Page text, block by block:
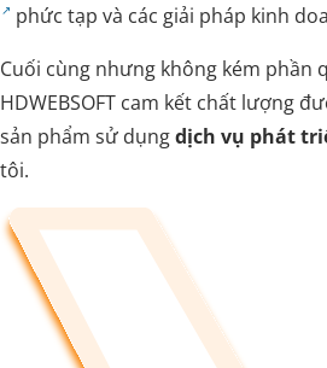
phức tạp và các giải pháp kinh
Cuối cùng nhưng không kém phần
HDWEBSOFT cam kết chất lượng
sản phẩm sử dụngdịch vụ phát
tôi.